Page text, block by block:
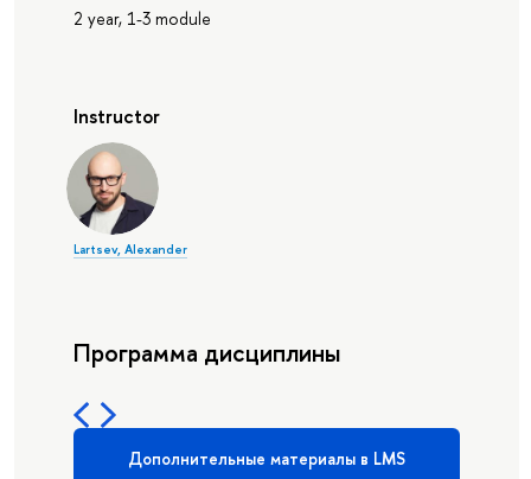
2 year, 1-3 module
Instructor
Lartsev, Alexander
Программа дисциплины
Дополнительные материалы в LMS